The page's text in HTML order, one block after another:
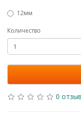
12мм
Количество
0